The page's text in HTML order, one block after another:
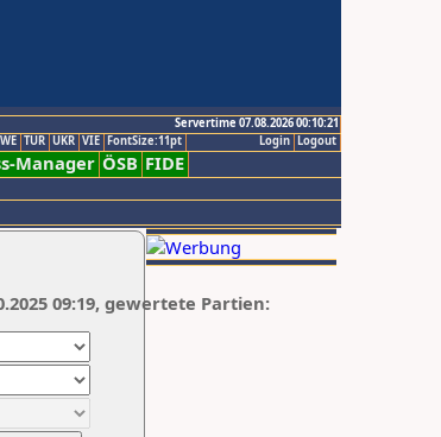
Servertime 07.08.2026 00:10:21
Logout
Login
TUR UKR VIE FontSize:11pt
Manager ÖSB FIDE
09:19, gewertete Partien: